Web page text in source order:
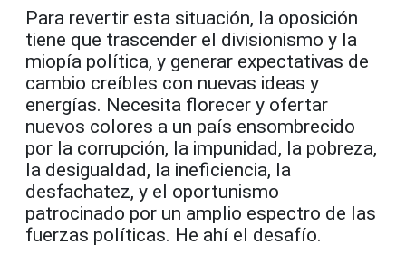
Para revertir esta situación, la oposición
tiene que trascender el divisionismo y la
miopía política, y generar expectativas de
cambio creíbles con nuevas ideas y
energías. Necesita florecer y ofertar
nuevos colores a un país ensombrecido
por la corrupción, la impunidad, la pobreza,
la desigualdad, la ineficiencia, la
desfachatez, y el oportunismo
patrocinado por un amplio espectro de las
fuerzas políticas. He ahí el desafío.